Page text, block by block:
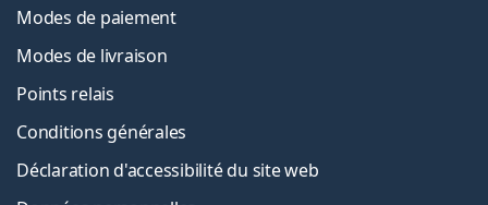
Modes de paiement
Modes de livraison
Points relais
Conditions générales
Déclaration d'accessibilité du site web